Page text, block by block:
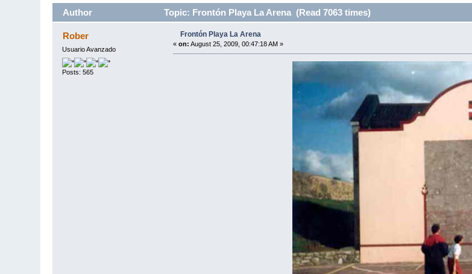
Author Topic: Frontón Playa La Arena (Read 7063 times)
Rober
Usuario Avanzado
Posts: 565
Frontón Playa La Arena
« on: August 25, 2009, 00:47:18 AM »